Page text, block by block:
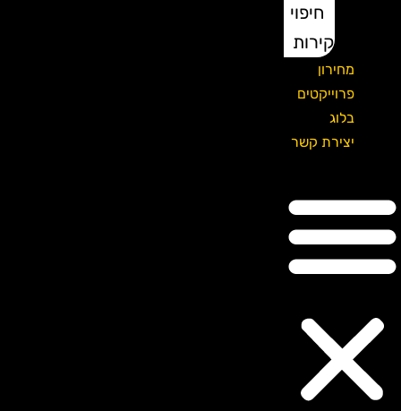
חיפוי
קירות
מחירון
פרוייקטים
בלוג
יצירת קשר